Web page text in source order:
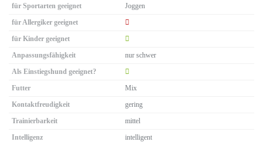
für Sportarten geeignet
Joggen
für Allergiker geeignet
für Kinder geeignet
Anpassungsfähigkeit
nur schwer
Als Einstiegshund geeignet?
Futter
Mix
Kontaktfreudigkeit
gering
Trainierbarkeit
mittel
Intelligenz
intelligent